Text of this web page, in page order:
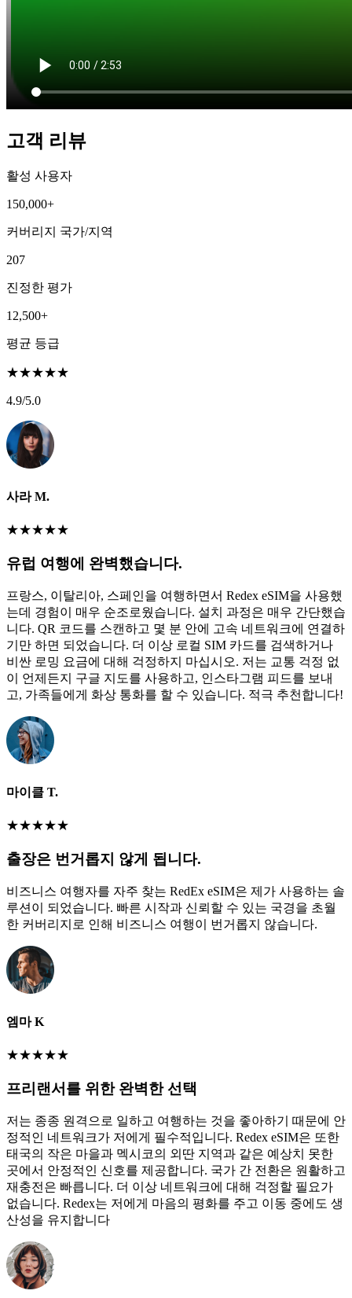
고객 리뷰
활성 사용자
150,000+
커버리지 국가/지역
207
진정한 평가
12,500+
평균 등급
★★★★★
4.9/5.0
사라 M.
★★★★★
유럽 여행에 완벽했습니다.
프랑스, 이탈리아, 스페인을 여행하면서 Redex eSIM을 사용했
는데 경험이 매우 순조로웠습니다. 설치 과정은 매우 간단했습
니다. QR 코드를 스캔하고 몇 분 안에 고속 네트워크에 연결하
기만 하면 되었습니다. 더 이상 로컬 SIM 카드를 검색하거나
비싼 로밍 요금에 대해 걱정하지 마십시오. 저는 교통 걱정 없
이 언제든지 구글 지도를 사용하고, 인스타그램 피드를 보내
고, 가족들에게 화상 통화를 할 수 있습니다. 적극 추천합니다!
마이클 T.
★★★★★
출장은 번거롭지 않게 됩니다.
비즈니스 여행자를 자주 찾는 RedEx eSIM은 제가 사용하는 솔
루션이 되었습니다. 빠른 시작과 신뢰할 수 있는 국경을 초월
한 커버리지로 인해 비즈니스 여행이 번거롭지 않습니다.
엠마 K
★★★★★
프리랜서를 위한 완벽한 선택
저는 종종 원격으로 일하고 여행하는 것을 좋아하기 때문에 안
정적인 네트워크가 저에게 필수적입니다. Redex eSIM은 또한
태국의 작은 마을과 멕시코의 외딴 지역과 같은 예상치 못한
곳에서 안정적인 신호를 제공합니다. 국가 간 전환은 원활하고
재충전은 빠릅니다. 더 이상 네트워크에 대해 걱정할 필요가
없습니다. Redex는 저에게 마음의 평화를 주고 이동 중에도 생
산성을 유지합니다